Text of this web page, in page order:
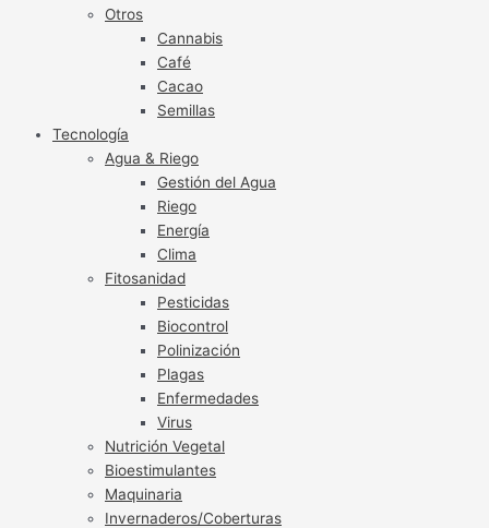
Otros
Cannabis
Café
Cacao
Semillas
Tecnología
Agua & Riego
Gestión del Agua
Riego
Energía
Clima
Fitosanidad
Pesticidas
Biocontrol
Polinización
Plagas
Enfermedades
Virus
Nutrición Vegetal
Bioestimulantes
Maquinaria
Invernaderos/Coberturas